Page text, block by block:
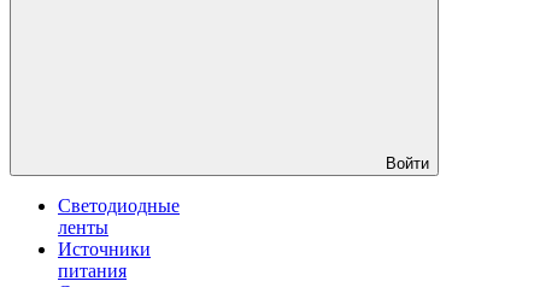
Войти
Светодиодные
ленты
Источники
питания